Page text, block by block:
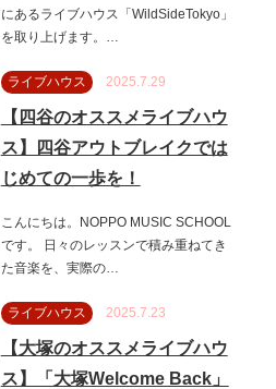
にあるライブハウス「WildSideTokyo」
を取り上げます。…
ライブハウス 2025.7.29
【四谷のオススメライブハウ
ス】四谷アウトブレイクでは
じめての一歩を！
こんにちは。NOPPO MUSIC SCHOOL
です。 日々のレッスンで積み重ねてき
た音楽を、実際の…
ライブハウス 2025.7.23
【大塚のオススメライブハウ
ス】「大塚Welcome Back」